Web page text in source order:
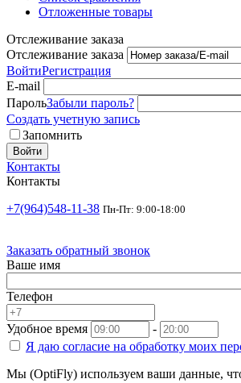
Отложенные товары
Отслеживание заказа
Отслеживание заказа
ВойтиРегистрация
E-mail
ПарольЗабыли пароль?
Создать учетную запись
Запомнить
Войти
Контакты
Контакты
+7(964)548-11-38 Пн-Пт: 9:00-18:00
Заказать обратный звонок
Ваше имя
Телефон
Удобное время
-
Я даю согласие на обработку моих
Мы (OptiFly) используем ваши данные,